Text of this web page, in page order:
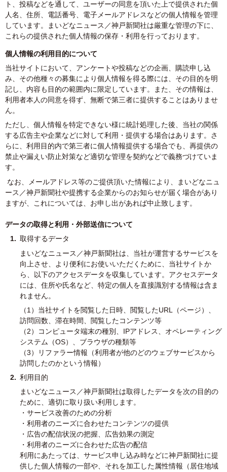
ト、投稿などを通して、ユーザーの同意を頂いた上で提供された個
人名、住所、電話番号、電子メールアドレスなどの個人情報を管理
しています。まいどなニュース／神戸新聞社は厳重な管理の下に、
これらの提供された個人情報の保存・利用を行っております。
個人情報の利用目的について
当社サイトにおいて、アンケートや投稿などの企画、購読申し込
み、その他種々の募集により個人情報を得る際には、その目的を明
記し、内容も目的の範囲内に限定しています。また、その情報は、
利用者本人の同意を得ず、無断で第三者に提供することはありませ
ん。
ただし、個人情報を特定できない様に統計処理した後、当社の関係
する広告主や企業などに対して利用・提供する場合はあります。さ
らに、利用目的内で第三者に個人情報提供する場合でも、再提供の
禁止や漏えい防止対策など適切な管理を契約などで義務づけていま
す。
なお、メールアドレス等のご提供頂いた情報により、まいどなニュ
ース／神戸新聞社や提携する企業からのお知らせが届く場合があり
ますが、これについては、お申し出があれば中止致します。
データの取得と利用・外部送信について
取得するデータ
まいどなニュース／神戸新聞社は、当社が運営するサービスを
向上させ、より便利にお使いいただくために、当社サイトか
ら、以下のアクセスデータを収集しています。アクセスデータ
には、住所や氏名など、特定の個人を直接識別する情報は含ま
れません。
（1）当社サイトを閲覧した日時、閲覧したURL（ページ）、
訪問回数、滞在時間、閲覧したコンテンツ等
（2）コンピュータ端末の種別、IPアドレス、オペレーティング
システム（OS）、ブラウザの種類等
（3）リファラー情報（利用者が他のどのウェブサービスから
訪問したのかという情報）
利用目的
まいどなニュース／神戸新聞社は取得したデータを次の目的の
ために、適切に取り扱い利用します。
・サービス改善のための分析
・利用者のニーズに合わせたコンテンツの提供
・広告の配信状況の把握、広告効果の測定
・利用者のニーズに合わせた広告の配信
利用にあたっては、サービス申し込み時などに神戸新聞社に提
供した個人情報の一部や、それを加工した属性情報（居住地域